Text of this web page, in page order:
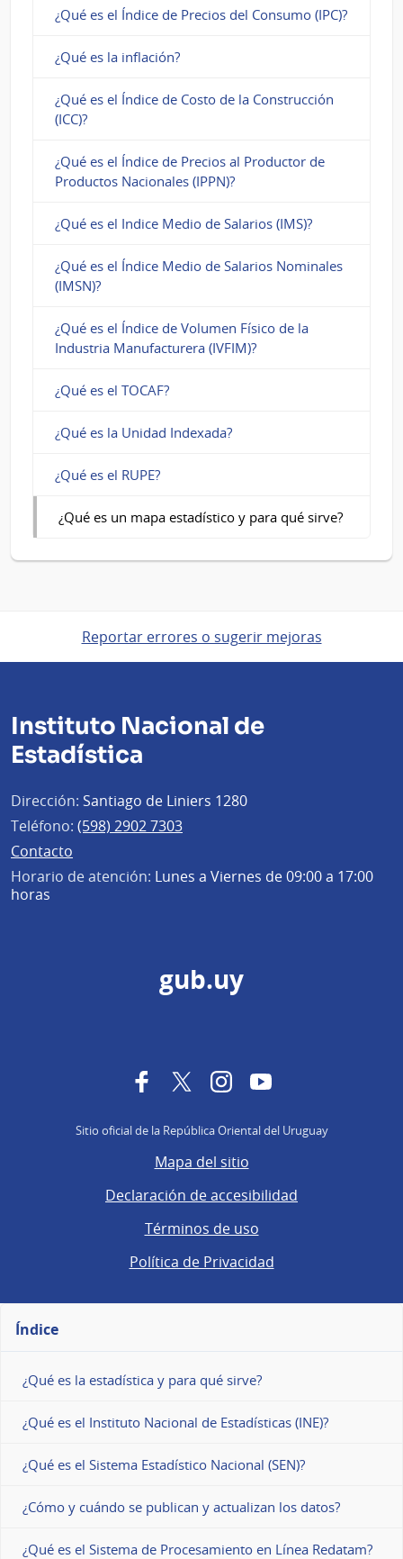
¿Qué es el Índice de Precios del Consumo (IPC)?
¿Qué es la inflación?
¿Qué es el Índice de Costo de la Construcción
(ICC)?
¿Qué es el Índice de Precios al Productor de
Productos Nacionales (IPPN)?
¿Qué es el Indice Medio de Salarios (IMS)?
¿Qué es el Índice Medio de Salarios Nominales
(IMSN)?
¿Qué es el Índice de Volumen Físico de la
Industria Manufacturera (IVFIM)?
¿Qué es el TOCAF?
¿Qué es la Unidad Indexada?
¿Qué es el RUPE?
¿Qué es un mapa estadístico y para qué sirve?
Reportar errores o sugerir mejoras
Instituto Nacional de
Estadística
Dirección: Santiago de Liniers 1280
Teléfono: (598) 2902 7303
Contacto
Horario de atención: Lunes a Viernes de 09:00 a 17:00
horas
gub.uy
FacebookTwitterInstagramYouTube
Sitio oficial de la República Oriental del Uruguay
Mapa del sitio
Declaración de accesibilidad
Términos de uso
Política de Privacidad
Índice
¿Qué es la estadística y para qué sirve?
¿Qué es el Instituto Nacional de Estadísticas (INE)?
¿Qué es el Sistema Estadístico Nacional (SEN)?
¿Cómo y cuándo se publican y actualizan los datos?
¿Qué es el Sistema de Procesamiento en Línea Redatam?